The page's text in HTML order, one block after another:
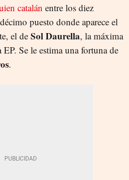
catalán entre los diez
puesto donde aparece el
el de Sol Daurella, la máxima
Se le estima una fortuna de
.